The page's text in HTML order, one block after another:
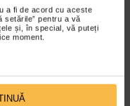
a fi de acord cu aceste
setările” pentru a vă
și, în special, vă puteți
moment.
un test medical prin
esantion de tesut din
la microscop.
esentiala pentru a